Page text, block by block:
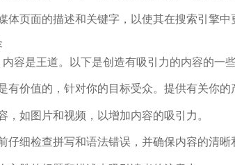
体页面的描述和关键字，以使其在搜索引擎中
容是王道。以下是创造有吸引力的内容的一些
有价值的，针对你的目标受众。提供有关你的
，如图片和视频，以增加内容的吸引力。
仔细检查拼写和语法错误，并确保内容的清晰